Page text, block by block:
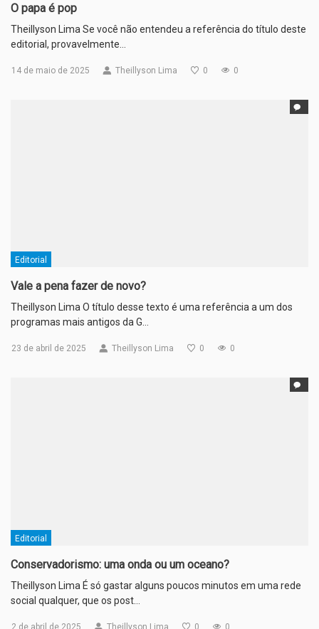
O papa é pop
Theillyson Lima Se você não entendeu a referência do título deste
editorial, provavelmente…
14 de maio de 2025 Theillyson Lima 0 0
Editorial
Vale a pena fazer de novo?
Theillyson Lima O título desse texto é uma referência a um dos
programas mais antigos da G…
23 de abril de 2025 Theillyson Lima 0 0
Editorial
Conservadorismo: uma onda ou um oceano?
Theillyson Lima É só gastar alguns poucos minutos em uma rede
social qualquer, que os post…
2 de abril de 2025 Theillyson Lima 0 0